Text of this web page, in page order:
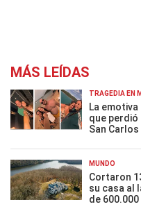
MÁS LEÍDAS
TRAGEDIA EN
La
que perdió
San Carlos
MUNDO
Cortaron
su casa al
de